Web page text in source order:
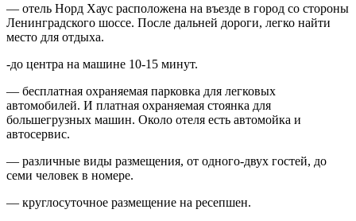
— отель Норд Хаус расположена на въезде в город со стороны
Ленинградского шоссе. После дальней дороги, легко найти
место для отдыха.
-до центра на машине 10-15 минут.
— бесплатная охраняемая парковка для легковых
автомобилей. И платная охраняемая стоянка для
большегрузных машин. Около отеля есть автомойка и
автосервис.
— различные виды размещения, от одного-двух гостей, до
семи человек в номере.
— круглосуточное размещение на ресепшен.